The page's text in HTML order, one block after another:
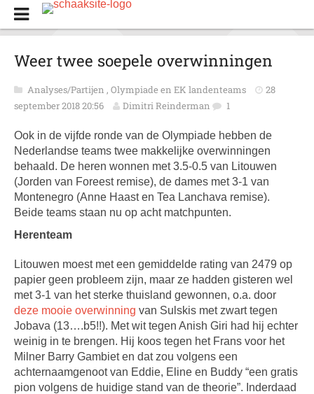
Weer twee soepele overwinningen
Analyses/Partijen , Olympiade en EK landenteams
28
september 2018 20:56
Dimitri Reinderman 1
Ook in de vijfde ronde van de Olympiade hebben de
Nederlandse teams twee makkelijke overwinningen
behaald. De heren wonnen met 3.5-0.5 van Litouwen
(Jorden van Foreest remise), de dames met 3-1 van
Montenegro (Anne Haast en Tea Lanchava remise).
Beide teams staan nu op acht matchpunten.
Herenteam
Litouwen moest met een gemiddelde rating van 2479 op
papier geen probleem zijn, maar ze hadden gisteren wel
met 3-1 van het sterke thuisland gewonnen, o.a. door
deze mooie overwinning van Sulskis met zwart tegen
Jobava (13….b5!!). Met wit tegen Anish Giri had hij echter
weinig in te brengen. Hij koos tegen het Frans voor het
Milner Barry Gambiet en dat zou volgens een
achternaamgenoot van Eddie, Eline en Buddy “een gratis
pion volgens de huidige stand van de theorie”. Inderdaad